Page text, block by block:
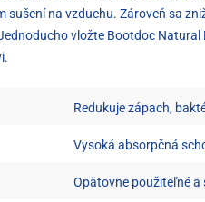
na vzduchu. Zároveň sa
vložte Bootdoc
Redukuje zápach,
Vysoká absorpčná
Opätovne použiteľné